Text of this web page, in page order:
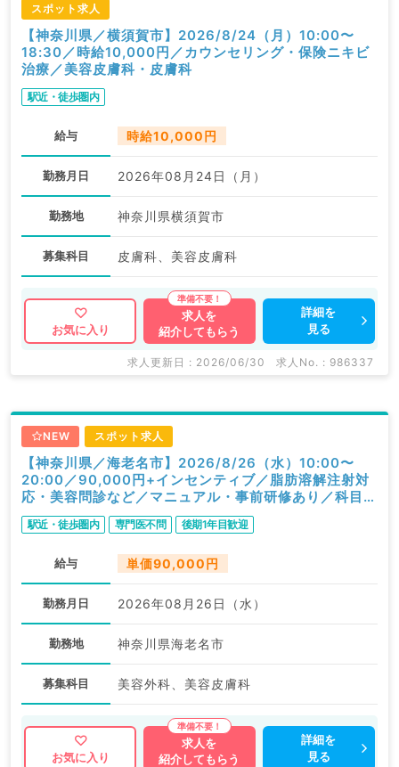
スポット求人
【神奈川県／横須賀市】2026/8/24（月）10:00〜
18:30／時給10,000円／カウンセリング・保険ニキビ
治療／美容皮膚科・皮膚科
駅近・徒歩圏内
給与 時給10,000円
勤務月日 2026年08月24日（月）
勤務地 神奈川県横須賀市
募集科目 皮膚科、美容皮膚科
お気に入り
求人を
紹介してもらう
詳細を
見る
求人更新日 : 2026/06/30 求人No. : 986337
NEW スポット求人
【神奈川県／海老名市】2026/8/26（水）10:00〜
20:00／90,000円+インセンティブ／脂肪溶解注射対
応・美容問診など／マニュアル・事前研修あり／科目不
問
駅近・徒歩圏内 専門医不問 後期1年目歓迎
給与 単価90,000円
勤務月日 2026年08月26日（水）
勤務地 神奈川県海老名市
募集科目 美容外科、美容皮膚科
お気に入り
求人を
紹介してもらう
詳細を
見る